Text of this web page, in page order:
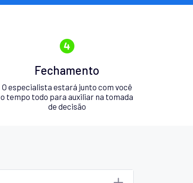
Fechamento
O especialista estará junto com você
o tempo todo para auxiliar na tomada
de decisão